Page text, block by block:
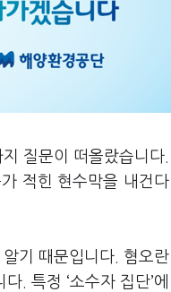
질문이 떠올랐습니다
적힌 현수막을 내건다
기 때문입니다. 혐오
. 특정 ‘소수자 집단’에